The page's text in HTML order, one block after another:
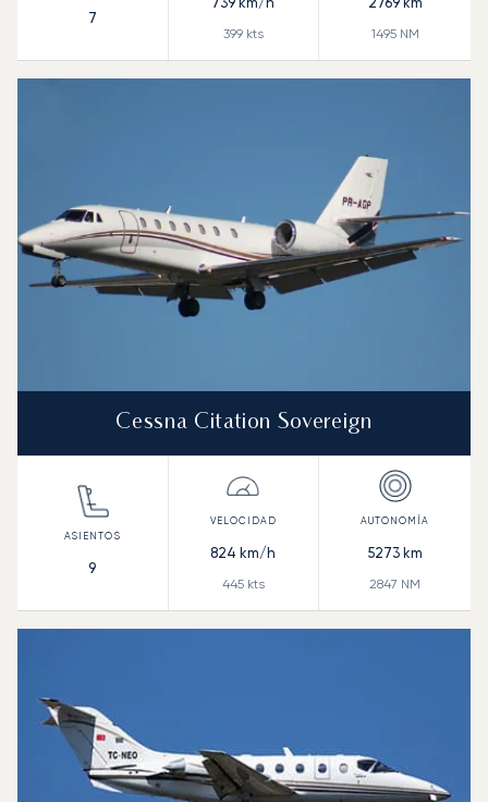
7
399kts 1495NM
Cessna Citation Sovereign
9
824 km/h
445kts
5273km
2847 NM